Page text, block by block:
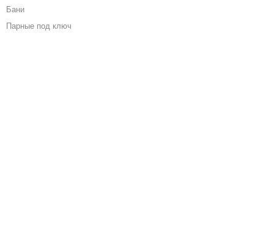
Бани
Парные под ключ